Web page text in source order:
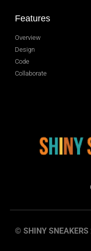
Features
Overview
Design
Code
Collaborate
© SHINY SNEAKERS